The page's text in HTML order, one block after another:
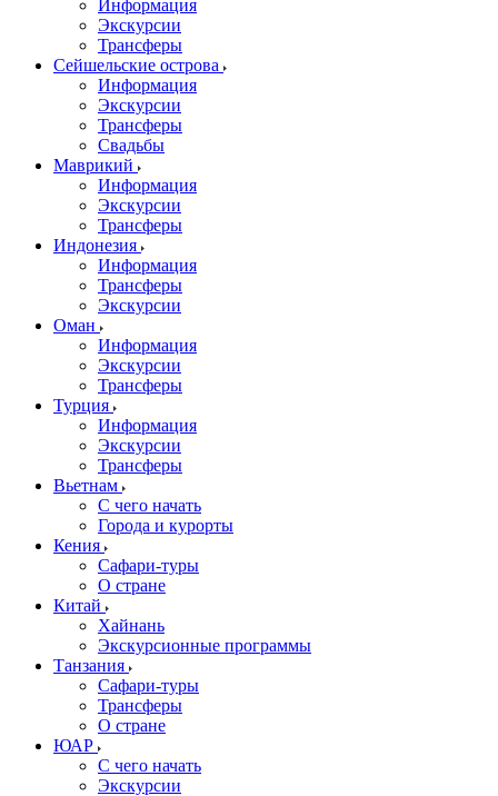
Информация
Экскурсии
Трансферы
Сейшельские острова
Информация
Экскурсии
Трансферы
Свадьбы
Маврикий
Информация
Экскурсии
Трансферы
Индонезия
Информация
Трансферы
Экскурсии
Оман
Информация
Экскурсии
Трансферы
Турция
Информация
Экскурсии
Трансферы
Вьетнам
С чего начать
Города и курорты
Кения
Сафари-туры
О стране
Китай
Хайнань
Экскурсионные программы
Танзания
Сафари-туры
Трансферы
О стране
ЮАР
С чего начать
Экскурсии